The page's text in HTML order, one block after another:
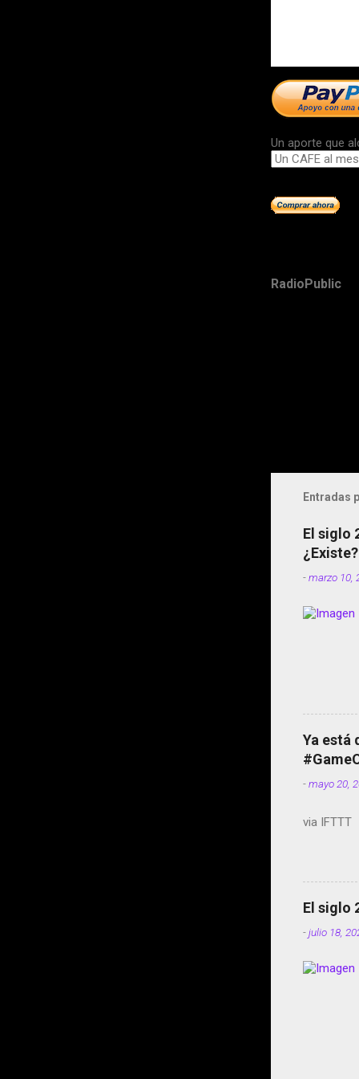
Un aporte que
RadioPublic
Entradas
El siglo
¿Existe?
-marzo 10,
Ya está
-mayo 20,
via IFTTT
El siglo
-julio 18,